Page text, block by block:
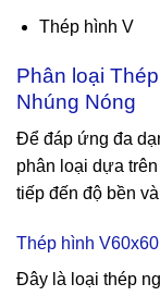
Thép hình V
Phân loại
Nhúng Nóng
Để đáp ứng đa
phân loại dựa
tiếp đến độ bền
Thép hình
Đây là loại thép